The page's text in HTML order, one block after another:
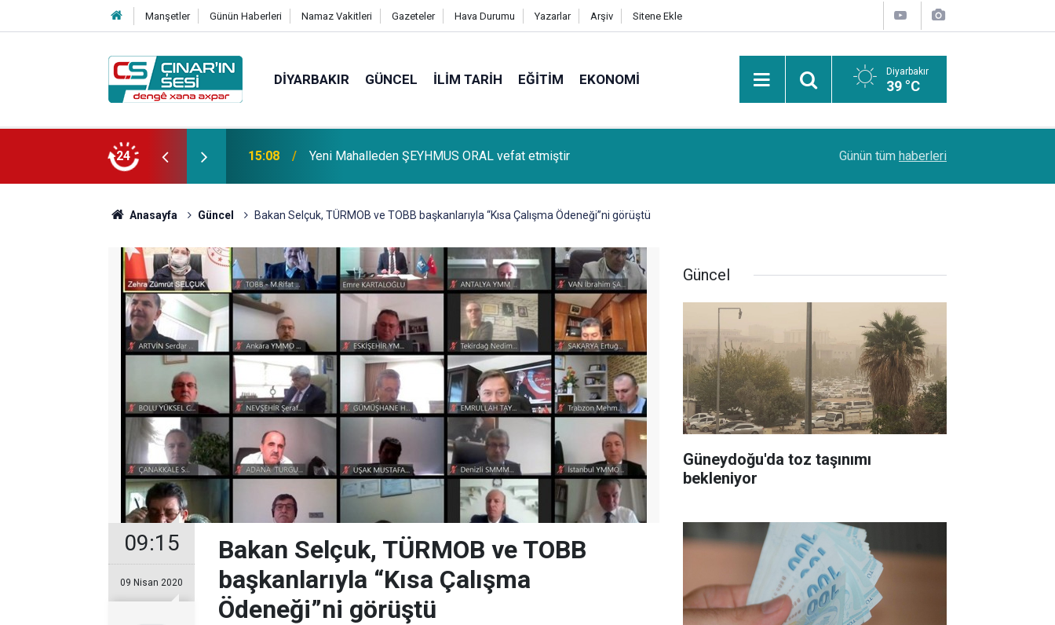
Manşetler Günün Haberleri Namaz Vakitleri Gazeteler Hava Durumu Yazarlar Arşiv Sitene Ekle
DIYARBAKIR GÜNCEL İLIM TARIH EĞITIM EKONOMI Diyarbakır
39 °C
24 14:51 Çınar ilçemize bağlı Kûrik Köyünden MEYRİ GÜL vefat etmiştir
kanserlerine de yol açabilir
Günün tüm haberleri
Anasayfa Güncel Bakan Selçuk, TÜRMOB ve TOBB başkanlarıyla “Kısa Çalışma Ödeneği”ni görüştü
09:15
09 Nisan 2020
Bakan Selçuk, TÜRMOB ve TOBB
başkanlarıyla “Kısa Çalışma
Ödeneği”ni görüştü
Güncel
Güneydoğu'da toz taşınımı
bekleniyor